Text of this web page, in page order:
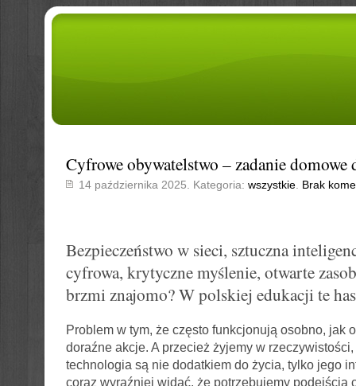
Cyfrowe obywatelstwo – zadanie domowe
14 października 2025. Kategoria: wszystkie. Brak
Bezpieczeństwo w sieci, sztuczna
cyfrowa, krytyczne myślenie, otwarte
brzmi znajomo? W polskiej edukacji te
Problem w tym, że często funkcjonują osobno, jak
doraźne akcje. A przecież żyjemy w
technologia są nie dodatkiem do życia, tylko jego
coraz wyraźniej widać, że potrzebujemy podejścia